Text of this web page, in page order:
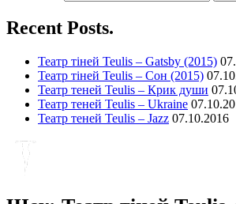
Recent Posts.
Театр тіней Teulis – Gatsby (2015)
Театр тіней Teulis – Сон (2015)
Театр теней Teulis – Крик души
Театр теней Teulis – Ukraine
Театр теней Teulis – Jazz 07.10.2016